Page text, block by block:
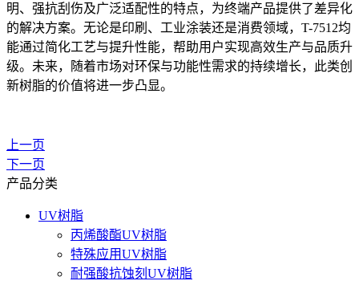
明、强抗刮伤及广泛适配性的特点，为终端产品提供了差异化
的解决方案。无论是印刷、工业涂装还是消费领域，T-7512均
能通过简化工艺与提升性能，帮助用户实现高效生产与品质升
级。未来，随着市场对环保与功能性需求的持续增长，此类创
新树脂的价值将进一步凸显。
上一页
下一页
产品分类
UV树脂
丙烯酸酯UV树脂
特殊应用UV树脂
耐强酸抗蚀刻UV树脂